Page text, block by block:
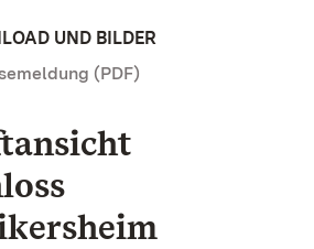
UND BILDER
(PDF)